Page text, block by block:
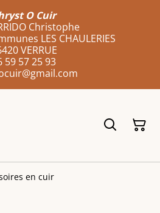
O Cuir
Christophe
LES CHAULERIES
VERRUE
59 57 25 93
en cuir